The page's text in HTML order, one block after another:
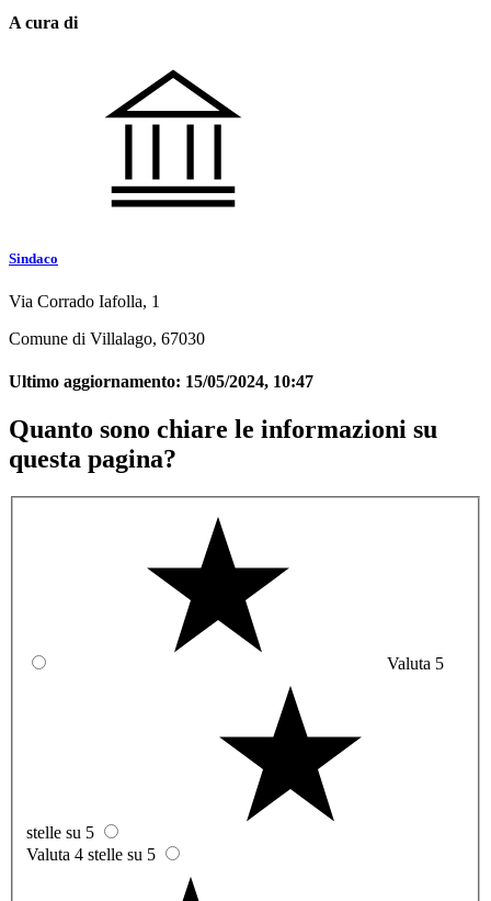
A cura di
Sindaco
Via Corrado Iafolla, 1
Comune di Villalago, 67030
Ultimo aggiornamento: 15/05/2024, 10:47
Quanto sono chiare le informazioni su
questa pagina?
Valuta 5
stelle su 5
Valuta 4 stelle su 5